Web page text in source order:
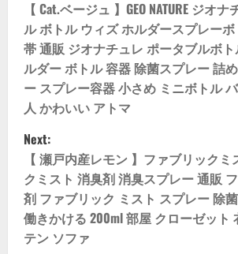
o
s
t
n
a
v
i
【 Cat.ベージュ 】GEO NATURE ジオ
ル ボトル ウィズ ホルダースプレー
帯 通販 ジオナチュレ ポータブルボト
ルダー ボトル 容器 除菌スプレー 詰
ー スプレー容器 小さめ ミニボトル
人 かわいい アトマ
Next:
【 瀬戸内産レモン 】ファブリック
クミスト 消臭剤 消臭スプレー 通販
剤 ファブリック ミスト スプレー 除
働きかける 200ml 部屋 クローゼット
テン ソファ